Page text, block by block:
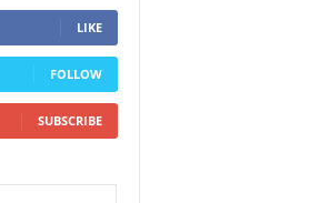
LIKE
FOLLOW
SUBSCRIBE